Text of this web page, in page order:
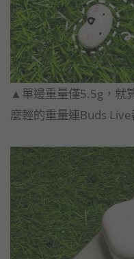
▲單邊重量僅5.5g，就
麼輕的重量連Buds